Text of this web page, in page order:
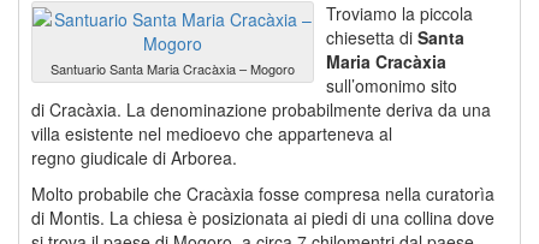
Santuario Santa Maria Cracàxia – Mogoro
Troviamo la piccola
chiesetta di Santa
Maria Cracàxia
sull’omonimo sito
di Cracàxia. La denominazione probabilmente deriva da una
villa esistente nel medioevo che apparteneva al
regno giudicale di Arborea.
Molto probabile che Cracàxia fosse compresa nella curatorìa
di Montis. La chiesa è posizionata ai piedi di una collina dove